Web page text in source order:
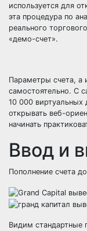
используется для
эта процедура по
реального
«демо-счет».
Параметры счета, а
самостоятельно. С
10 000
открывать веб-
начинать
Ввод и
Пополнение счета
Видим стандартные